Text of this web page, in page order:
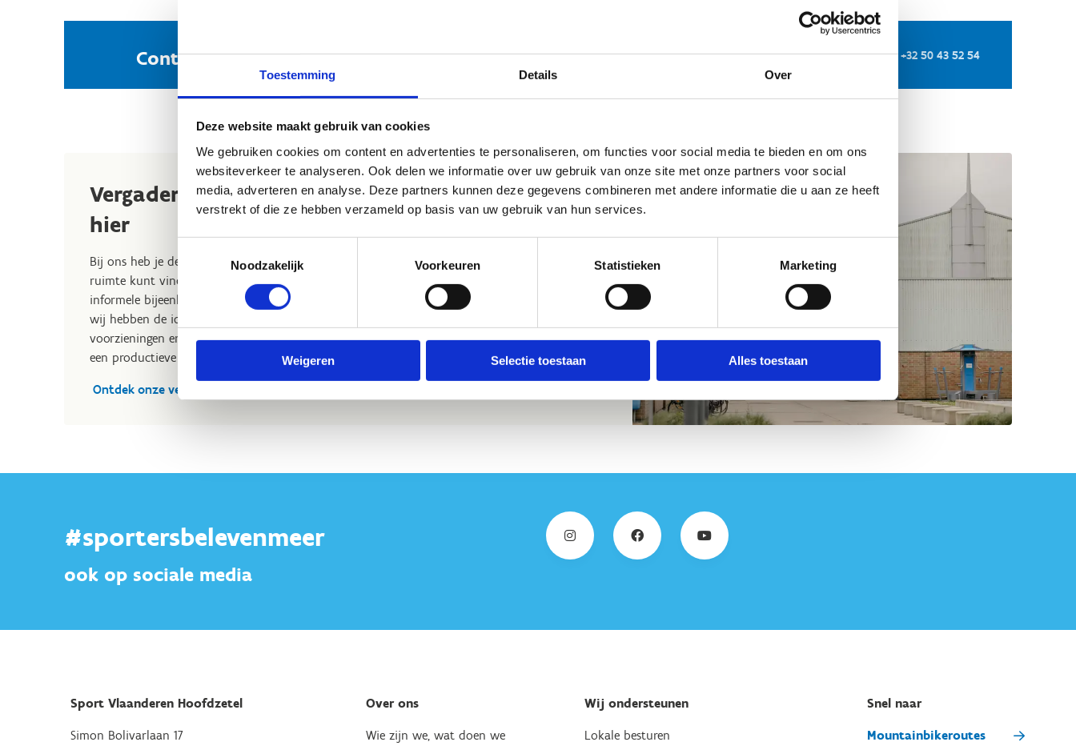
Toestemming Details Over
Deze website maakt gebruik van cookies
We gebruiken cookies om content en advertenties te personaliseren, om functies voor social media te bieden en om ons
websiteverkeer te analyseren. Ook delen we informatie over uw gebruik van onze site met onze partners voor social
media, adverteren en analyse. Deze partners kunnen deze gegevens combineren met andere informatie die u aan ze heeft
verstrekt of die ze hebben verzameld op basis van uw gebruik van hun services.
Noodzakelijk
Voorkeuren Statistieken Marketing
Weigeren Selectie toestaan Alles toestaan
Contacteer ons voor een teambuilding op maat +32 50 43 52 54
Vergaderzalen op maat: vind jouw ideale ruimte
hier
Bij ons heb je de keuze uit een breed scala aan vergaderzalen, zodat je altijd de perfecte
ruimte kunt vinden die aansluit op jouw specifieke behoeften en wensen. Of je nu een kleine
informele bijeenkomst plant, een grote zakelijke conferentie organiseert of iets daartussenin,
wij hebben de ideale vergaderzaal voor jou. Onze zalen zijn uitgerust met moderne
voorzieningen en kunnen worden aangepast aan jouw wensen, zodat je verzekerd bent van
een productieve en comfortabele vergaderomgeving.
Ontdek onze vergaderzalen
#sportersbelevenmeer
ook op sociale media
Sport Vlaanderen Hoofdzetel
Simon Bolivarlaan 17
Over ons
Wie zijn we, wat doen we
Wij ondersteunen
Lokale besturen
Snel naar
Mountainbikeroutes